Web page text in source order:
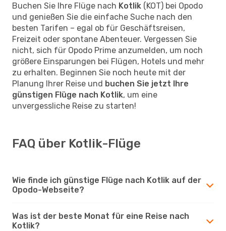
Buchen Sie Ihre Flüge nach Kotlik (KOT) bei Opodo
und genießen Sie die einfache Suche nach den
besten Tarifen – egal ob für Geschäftsreisen,
Freizeit oder spontane Abenteuer. Vergessen Sie
nicht, sich für Opodo Prime anzumelden, um noch
größere Einsparungen bei Flügen, Hotels und mehr
zu erhalten. Beginnen Sie noch heute mit der
Planung Ihrer Reise und buchen Sie jetzt Ihre
günstigen Flüge nach Kotlik, um eine
unvergessliche Reise zu starten!
FAQ über Kotlik-Flüge
Wie finde ich günstige Flüge nach Kotlik auf der
Opodo-Webseite?
Was ist der beste Monat für eine Reise nach
Kotlik?